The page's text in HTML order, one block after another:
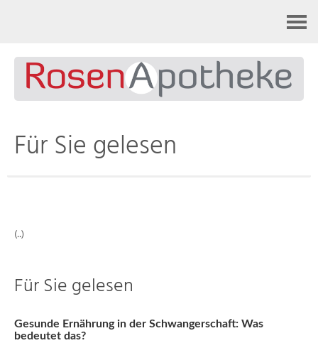
Für Sie gelesen
(..)
Für Sie gelesen
Gesunde Ernährung in der Schwangerschaft: Was
bedeutet das?